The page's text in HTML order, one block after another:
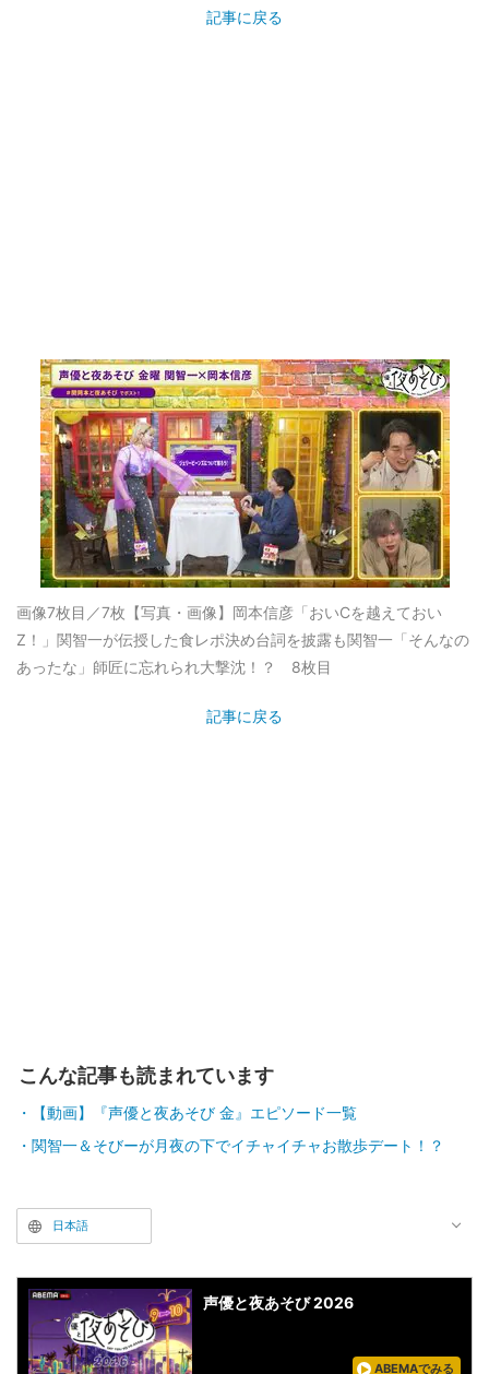
記事に戻る
画像7枚目／7枚 【写真・画像】岡本信彦「おいCを越えておい
Z！」関智一が伝授した食レポ決め台詞を披露も関智一「そんなの
あったな」師匠に忘れられ大撃沈！？ 8枚目
記事に戻る
こんな記事も読まれています
【動画】『声優と夜あそび 金』エピソード一覧
関智一＆そびーが月夜の下でイチャイチャお散歩デート！？
日本語
声優と夜あそび 2026
ABEMAでみる